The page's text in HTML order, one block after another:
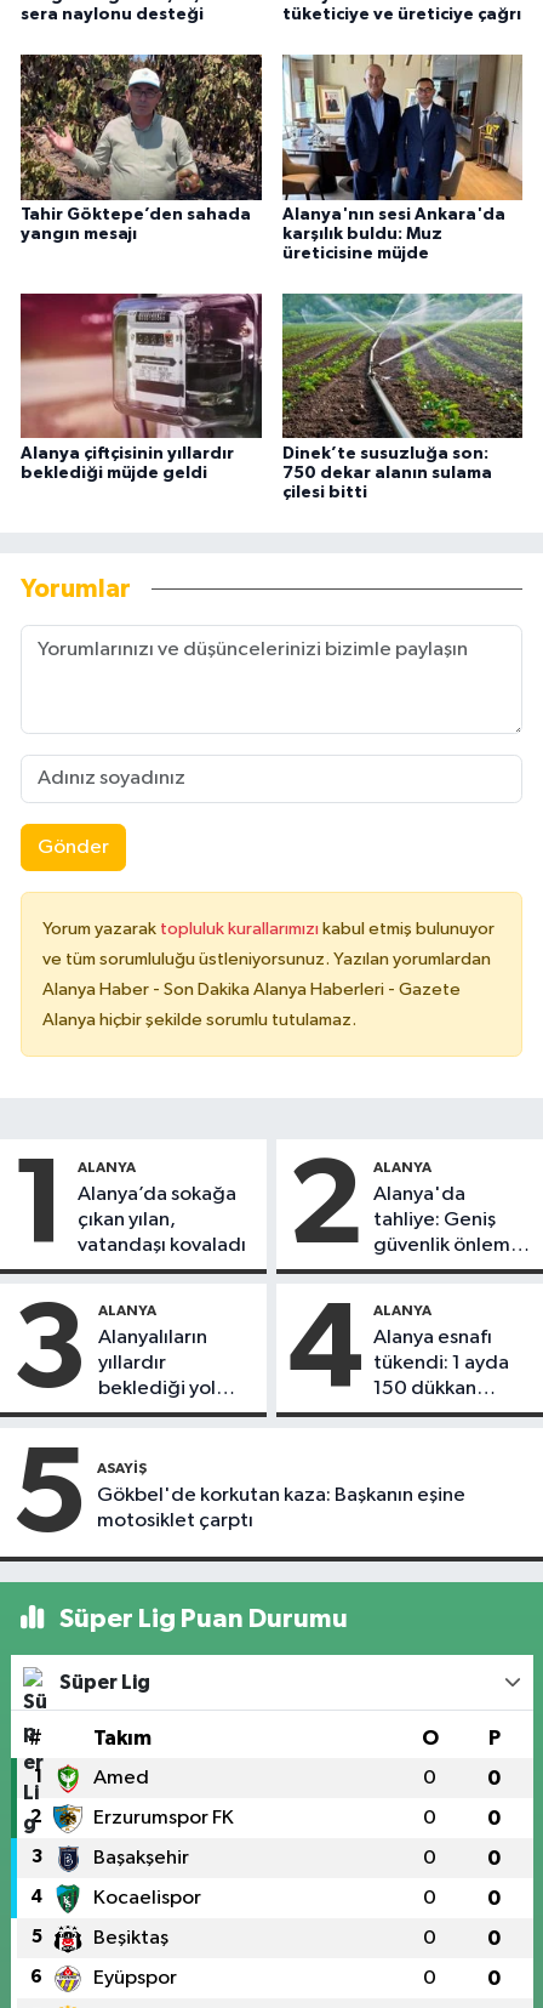
sera naylonu desteği
tüketiciye ve üreticiye çağrı
Tahir Göktepe’den sahada
yangın mesajı
Alanya'nın sesi Ankara'da
karşılık buldu: Muz
üreticisine müjde
Alanya çiftçisinin yıllardır
beklediği müjde geldi
Dinek’te susuzluğa son:
750 dekar alanın sulama
çilesi bitti
Yorumlar
Gönder
Yorum yazarak topluluk kurallarımızı kabul etmiş bulunuyor
ve tüm sorumluluğu üstleniyorsunuz. Yazılan yorumlardan
Alanya Haber - Son Dakika Alanya Haberleri - Gazete
Alanya hiçbir şekilde sorumlu tutulamaz.
1 ALANYA
Alanya’da sokağa
çıkan yılan,
vatandaşı kovaladı
2 ALANYA
Alanya'da
tahliye: Geniş
güvenlik önlemi
alındı
3 ALANYA
Alanyalıların
yıllardır
beklediği yol
askıdan döndü
4 ALANYA
Alanya esnafı
tükendi: 1 ayda
150 dükkan
kapandı
5 ASAYIŞ
Gökbel'de korkutan kaza: Başkanın eşine
motosiklet çarptı
Süper Lig Puan Durumu
Süper Lig
# Takım O P
1 Amed 0 0
2 Erzurumspor FK 0 0
3 Başakşehir 0 0
4 Kocaelispor 0 0
5 Beşiktaş 0 0
6 Eyüpspor 0 0